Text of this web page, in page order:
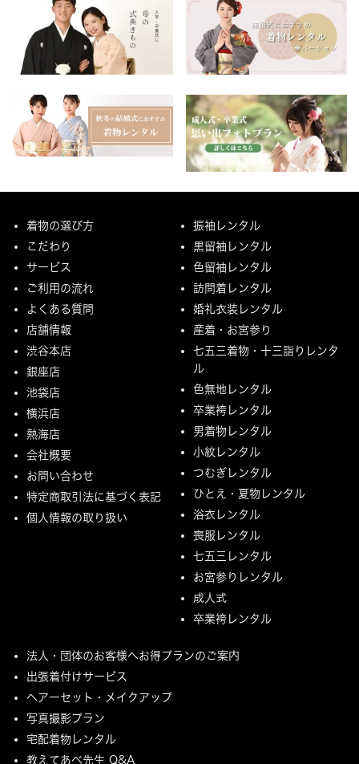
着物の選び方
こだわり
サービス
ご利用の流れ
よくある質問
店舗情報
渋谷本店
銀座店
池袋店
横浜店
熱海店
会社概要
お問い合わせ
特定商取引法に基づく表記
個人情報の取り扱い
振袖レンタル
黒留袖レンタル
色留袖レンタル
訪問着レンタル
婚礼衣装レンタル
産着・お宮参り
七五三着物・十三詣りレンタ
ル
色無地レンタル
卒業袴レンタル
男着物レンタル
小紋レンタル
つむぎレンタル
ひとえ・夏物レンタル
浴衣レンタル
喪服レンタル
七五三レンタル
お宮参りレンタル
成人式
卒業袴レンタル
法人・団体のお客様へお得プランのご案内
出張着付けサービス
ヘアーセット・メイクアップ
写真撮影プラン
宅配着物レンタル
教えてあべ先生 Q&A